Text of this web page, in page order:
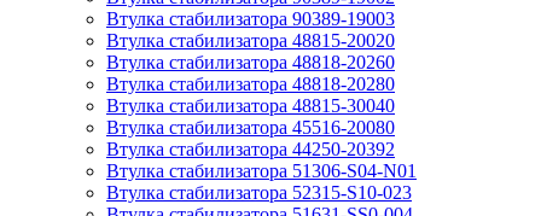
Втулка стабилизатора 90389-19003
Втулка стабилизатора 48815-20020
Втулка стабилизатора 48818-20260
Втулка стабилизатора 48818-20280
Втулка стабилизатора 48815-30040
Втулка стабилизатора 45516-20080
Втулка стабилизатора 44250-20392
Втулка стабилизатора 51306-S04-N01
Втулка стабилизатора 52315-S10-023